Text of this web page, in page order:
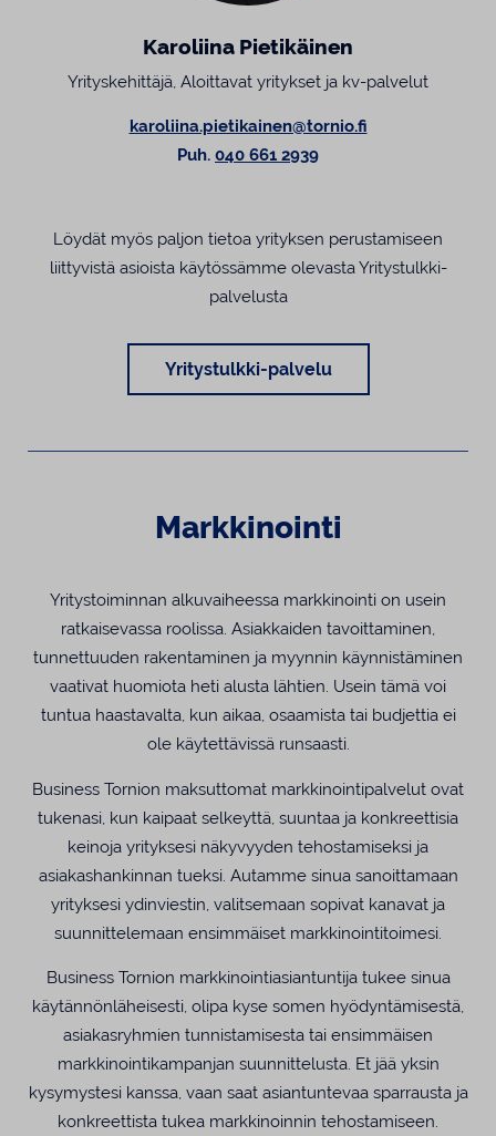
Karoliina Pietikäinen
Yrityskehittäjä, Aloittavat yritykset ja kv-palvelut
karoliina.pietikainen@tornio.fi
Puh. 040 661 2939
Löydät myös paljon tietoa yrityksen perustamiseen
liittyvistä asioista käytössämme olevasta Yritystulkki-
palvelusta
Yritystulkki-palvelu
Markkinointi
Yritystoiminnan alkuvaiheessa markkinointi on usein
ratkaisevassa roolissa. Asiakkaiden tavoittaminen,
tunnettuuden rakentaminen ja myynnin käynnistäminen
vaativat huomiota heti alusta lähtien. Usein tämä voi
tuntua haastavalta, kun aikaa, osaamista tai budjettia ei
ole käytettävissä runsaasti.
Business Tornion maksuttomat markkinointipalvelut ovat
tukenasi, kun kaipaat selkeyttä, suuntaa ja konkreettisia
keinoja yrityksesi näkyvyyden tehostamiseksi ja
asiakashankinnan tueksi. Autamme sinua sanoittamaan
yrityksesi ydinviestin, valitsemaan sopivat kanavat ja
suunnittelemaan ensimmäiset markkinointitoimesi.
Business Tornion markkinointiasiantuntija tukee sinua
käytännönläheisesti, olipa kyse somen hyödyntämisestä,
asiakasryhmien tunnistamisesta tai ensimmäisen
markkinointikampanjan suunnittelusta. Et jää yksin
kysymystesi kanssa, vaan saat asiantuntevaa sparrausta ja
konkreettista tukea markkinoinnin tehostamiseen.